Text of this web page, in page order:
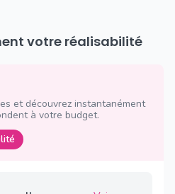
votre réalisabilité
et découvrez instantanément
à votre budget.